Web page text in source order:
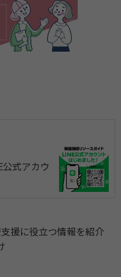
式アカウ
援に役立つ情報を紹介